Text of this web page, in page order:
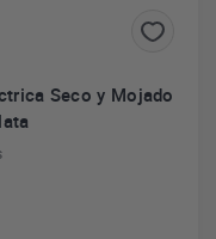
Seco y Mojado